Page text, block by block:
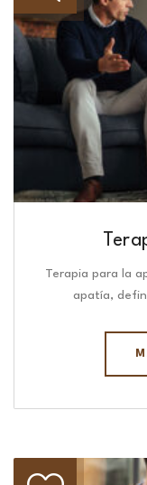
Terapia para la
apatía,